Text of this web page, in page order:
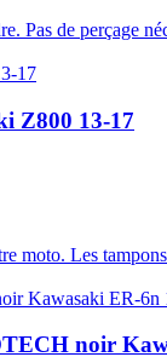
Pas de perçage
Z800 13-17
moto. Les
noir